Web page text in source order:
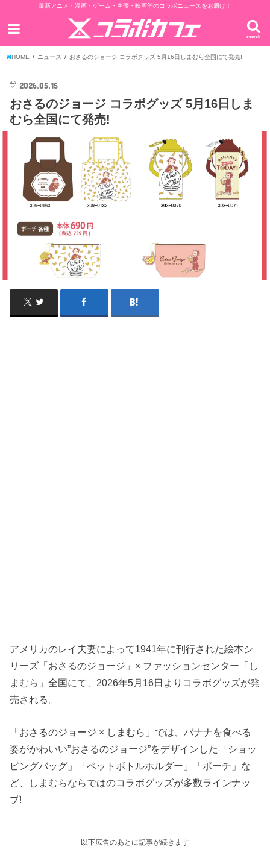
最新アニメ・漫画・ゲーム・声優・映画等のコラボニュースをお届け！
search
HOME ニュース おさるのジョージ コラボグッズ 5月16日しまむら全国にて発売!
2026.05.15
おさるのジョージ コラボグッズ 5月16日しま
むら全国にて発売!
アメリカのレイ夫妻によって1941年に刊行された絵本シ
リーズ「おさるのジョージ」× ファッションセンター「し
まむら」全国にて、2026年5月16日よりコラボグッズが発
売される。
「おさるのジョージ × しまむら」では、バナナを食べる
姿がかわいい”おさるのジョージ”をデザインした「ショッ
ピングバッグ」「ペットボトルホルダー」「ポーチ」な
ど、しまむらならではのコラボグッズが多数ラインナッ
プ!
以下広告のあとに記事が続きます